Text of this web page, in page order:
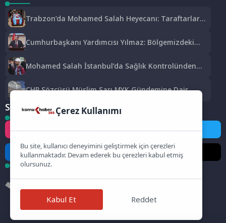
Trabzon’da Mohamed Salah Heyecanı: Taraftarlar
Cumhurbaşkanı Yardımcısı Yılmaz: Bölgemizdeki
Edeceğiz
Mohamed Salah İstanbul’da Sağlık Kontrolünden
CHP Sözcüsü Müslim Sarı MYK Gündemine Dair
Yapıldı
Sosyal Medya
Instagram Facebook Twitter
LinkedIn YouTube TikTok
Çerez Kullanımı
Bu site, kullanıcı deneyimini geliştirmek için çerezleri
kullanmaktadır. Devam ederek bu çerezleri kabul etmiş
olursunuz.
Kabul Et Reddet